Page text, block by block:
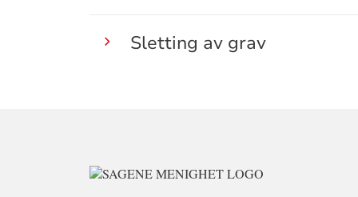
Sletting av grav